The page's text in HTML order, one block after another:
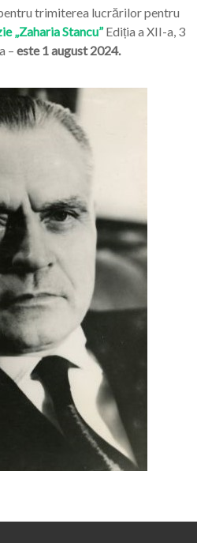
trimiterea lucrărilor pentru
„Zaharia Stancu”Ediția a XII-a, 3
– este 1 august 2024.